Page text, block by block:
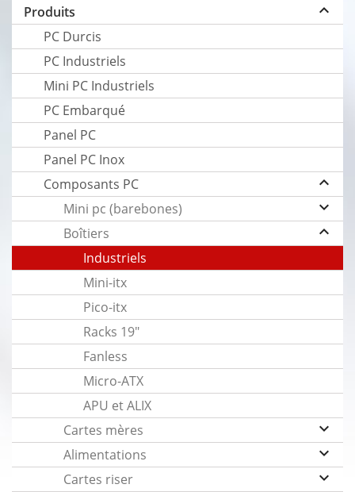
Produits keyboard_arrow_up
PC Durcis
PC Industriels
Mini PC Industriels
PC Embarqué
Panel PC
Panel PC Inox
Composants PC
keyboard_arrow_up
Mini pc (barebones) keyboard_arrow_down
Boîtiers keyboard_arrow_up
Industriels
Mini-itx
Pico-itx
Racks 19"
Fanless
Micro-ATX
APU et ALIX
Cartes mères
keyboard_arrow_down
Alimentations keyboard_arrow_down
Cartes riser keyboard_arrow_down